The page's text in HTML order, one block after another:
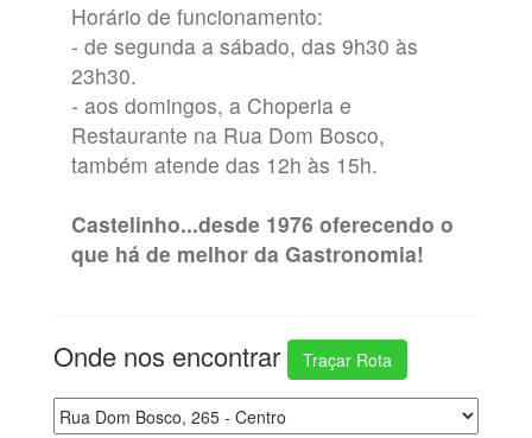
Horário de funcionamento:
- de segunda a sábado, das 9h30 às
23h30.
- aos domingos, a Choperia e
Restaurante na Rua Dom Bosco,
também atende das 12h às 15h.
Castelinho...desde 1976 oferecendo o
que há de melhor da Gastronomia!
Onde nos encontrar Traçar Rota